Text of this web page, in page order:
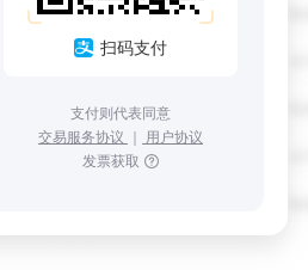
扫码支付
支付则代表同意
交易服务协议 ｜ 用户协议
发票获取